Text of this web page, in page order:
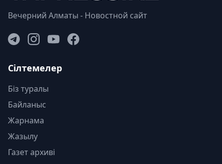
Вечерний Алматы - Новостной сайт
Сілтемелер
Біз туралы
Байланыс
Жарнама
Жазылу
Газет архиві